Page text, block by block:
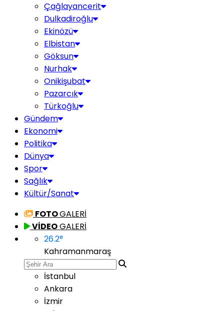
Çağlayancerit
Dulkadiroğlu
Ekinözü
Elbistan
Göksun
Nurhak
Onikişubat
Pazarcık
Türkoğlu
Gündem
Ekonomi
Politika
Dünya
Spor
Sağlık
Kültür/Sanat
FOTOGALERİ
VİDEOGALERİ
26.2°
Kahramanmaraş
İstanbul
Ankara
İzmir